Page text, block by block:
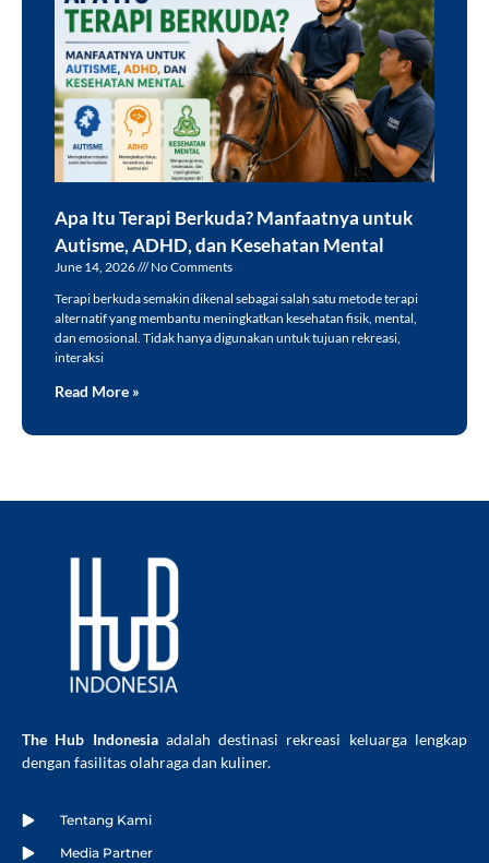
Apa Itu Terapi Berkuda? Manfaatnya untuk
Autisme, ADHD, dan Kesehatan Mental
June 14, 2026
No Comments
Terapi berkuda semakin dikenal sebagai salah satu metode terapi
alternatif yang membantu meningkatkan kesehatan fisik, mental,
dan emosional. Tidak hanya digunakan untuk tujuan rekreasi,
interaksi
Read More »
The Hub Indonesiaadalah destinasi rekreasi keluarga lengkap
dengan fasilitas olahraga dan kuliner.
Tentang Kami
Media Partner